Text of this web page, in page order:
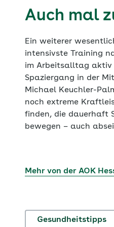
Auch mal
Ein weiterer
intensivste Training
im Arbeitsalltag aktiv
Spaziergang in der
Michael Keuchler-
noch extreme
finden, die dauerhaft
bewegen – auch
Mehr von der AOK
Gesundheitstipps